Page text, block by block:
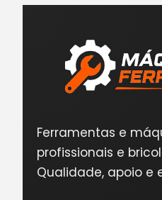
Ferramentas e
profissionais e
Qualidade, apoio e